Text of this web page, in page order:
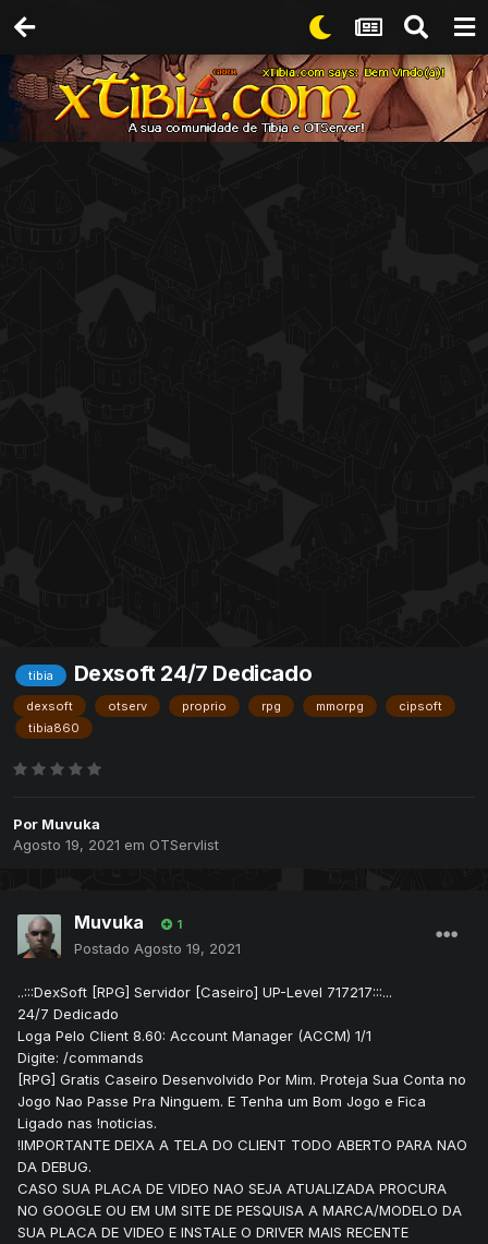
tibia Dexsoft 24/7 Dedicado
dexsoft otserv proprio rpg mmorpg
cipsoft
tibia860
Por Muvuka
Agosto 19, 2021 em OTServlist
Muvuka 1
Postado Agosto 19, 2021
..:::DexSoft [RPG] Servidor [Caseiro] UP-Level 717217:::...
24/7 Dedicado
Loga Pelo Client 8.60: Account Manager (ACCM) 1/1
Digite: /commands
[RPG] Gratis Caseiro Desenvolvido Por Mim. Proteja Sua Conta no
Jogo Nao Passe Pra Ninguem. E Tenha um Bom Jogo e Fica
Ligado nas !noticias.
!IMPORTANTE DEIXA A TELA DO CLIENT TODO ABERTO PARA NAO
DA DEBUG.
CASO SUA PLACA DE VIDEO NAO SEJA ATUALIZADA PROCURA
NO GOOGLE OU EM UM SITE DE PESQUISA A MARCA/MODELO DA
SUA PLACA DE VIDEO E INSTALE O DRIVER MAIS RECENTE